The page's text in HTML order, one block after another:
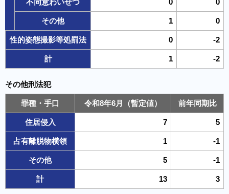
不同意わいせつ 0 0
その他 1 0
性的姿態撮影等処罰法 0 -2
計 1 -2
その他刑法犯
罪種・手口 令和8年6月（暫定値） 前年同期比
住居侵入 7 5
占有離脱物横領 1 -1
その他 5 -1
計 13 3